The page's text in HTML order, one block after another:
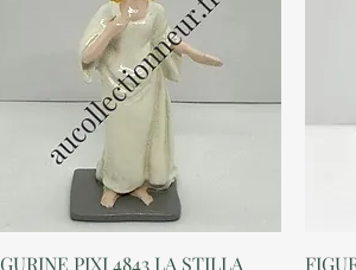
Aperçu rapide
PIXI 4843 LA STILLA